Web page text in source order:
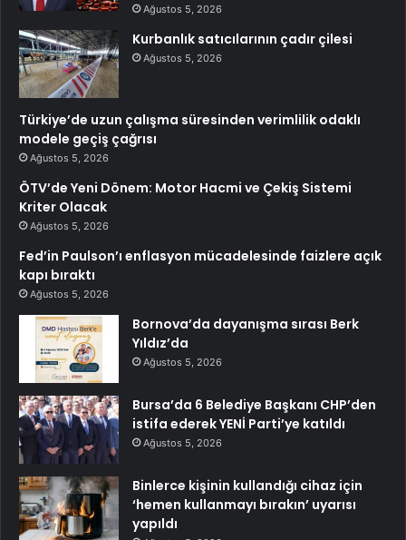
Ağustos 5, 2026
Kurbanlık satıcılarının çadır çilesi
Ağustos 5, 2026
Türkiye’de uzun çalışma süresinden verimlilik odaklı
modele geçiş çağrısı
Ağustos 5, 2026
ÖTV’de Yeni Dönem: Motor Hacmi ve Çekiş Sistemi
Kriter Olacak
Ağustos 5, 2026
Fed’in Paulson’ı enflasyon mücadelesinde faizlere açık
kapı bıraktı
Ağustos 5, 2026
Bornova’da dayanışma sırası Berk
Yıldız’da
Ağustos 5, 2026
Bursa’da 6 Belediye Başkanı CHP’den
istifa ederek YENİ Parti’ye katıldı
Ağustos 5, 2026
Binlerce kişinin kullandığı cihaz için
‘hemen kullanmayı bırakın’ uyarısı
yapıldı